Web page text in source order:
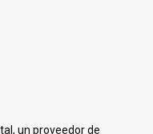
un proveedor de